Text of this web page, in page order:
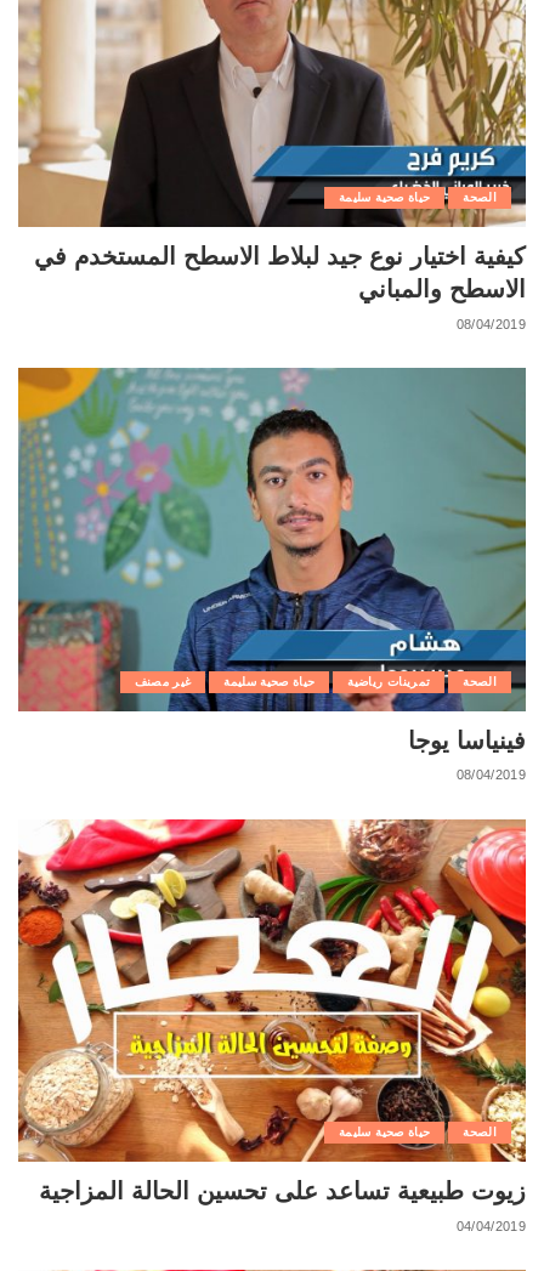
الصحة حياة صحية سليمة
كيفية اختيار نوع جيد لبلاط الاسطح المستخدم في
الاسطح والمباني
08/04/2019
الصحة تمرينات رياضية حياة صحية سليمة غير مصنف
فينياسا يوجا
08/04/2019
الصحة حياة صحية سليمة
زيوت طبيعية تساعد على تحسين الحالة المزاجية
04/04/2019